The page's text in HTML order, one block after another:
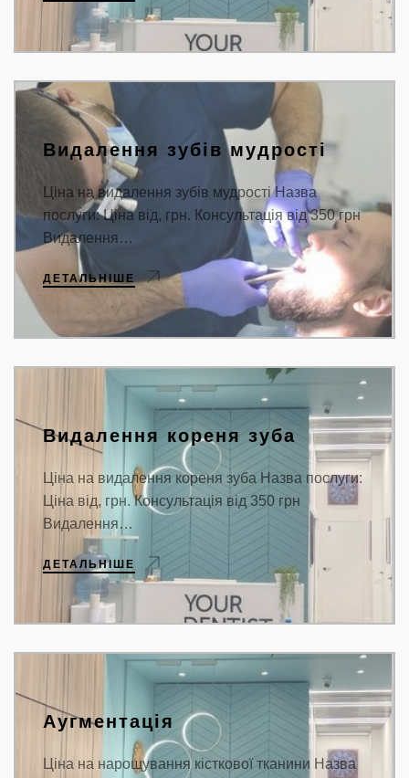
Видалення зубів мудрості
Ціна на видалення зубів мудрості Назва
послуги: Ціна від, грн. Консультація від 350 грн
Видалення…
ДЕТАЛЬНІШЕ
Видалення кореня зуба
Ціна на видалення кореня зуба Назва послуги:
Ціна від, грн. Консультація від 350 грн
Видалення…
ДЕТАЛЬНІШЕ
Аугментація
Ціна на нарощування кісткової тканини Назва